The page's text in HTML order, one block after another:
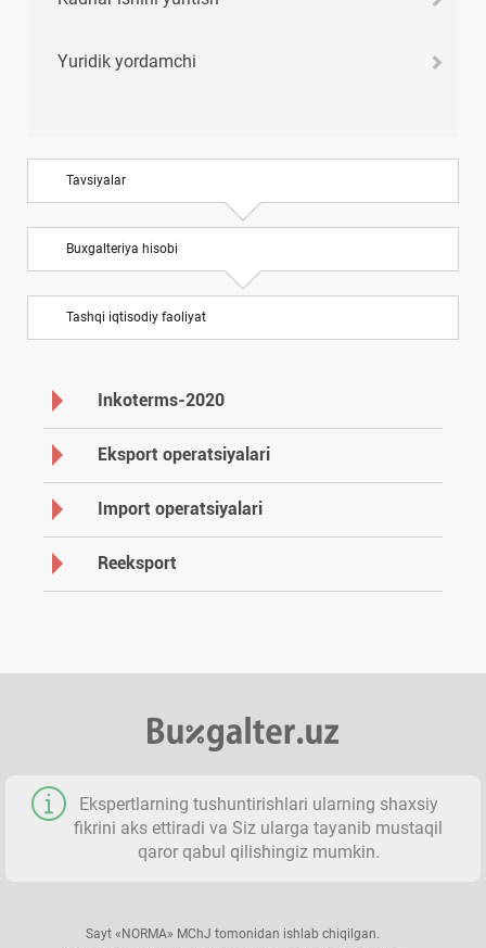
Yuridik yordamchi
Tavsiyalar
Buхgalteriya hisobi
Tashqi iqtisodiy faoliyat
Inkoterms-2020
Eksport operatsiyalari
Import operatsiyalari
Reeksport
Ekspertlarning tushuntirishlari ularning shaхsiy
fikrini aks ettiradi va Siz ularga tayanib mustaqil
qaror qabul qilishingiz mumkin.
Sayt «NORMA» MChJ tomonidan ishlab chiqilgan.